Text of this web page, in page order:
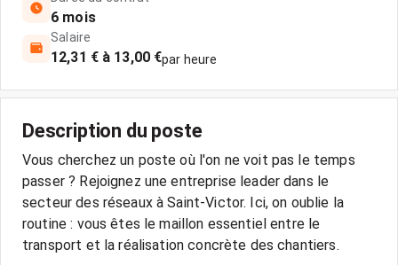
6 mois
Salaire
12,31 € à 13,00 €par heure
Description du poste
Vous cherchez un poste où l'on ne voit pas le temps
passer ? Rejoignez une entreprise leader dans le
secteur des réseaux à Saint-Victor. Ici, on oublie la
routine : vous êtes le maillon essentiel entre le
transport et la réalisation concrète des chantiers.